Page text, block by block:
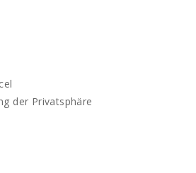
der Privatsphäre